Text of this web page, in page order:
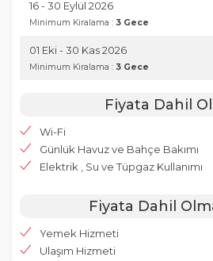
16 - 30 Eylül 2026
Minimum Kiralama : 3 Gece
01 Eki - 30 Kas 2026
Minimum Kiralama : 3 Gece
Fiyata Dahil
Wi-Fi
Günlük Havuz ve Bahçe Bakımı
Elektrik , Su ve Tüpgaz Kullanımı
Fiyata Dahil
Yemek Hizmeti
Ulaşım Hizmeti